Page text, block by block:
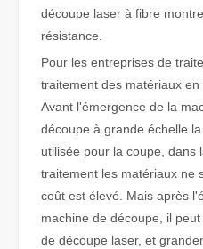
La découpe laser de tubes
découpe laser à fibre
résistance.
Pour les entreprises de
traitement des matériaux en
Avant l'émergence de la
découpe à grande échelle
utilisée pour la coupe, dans
traitement les matériaux ne
coût est élevé. Mais après
machine de découpe, il
de découpe laser, et